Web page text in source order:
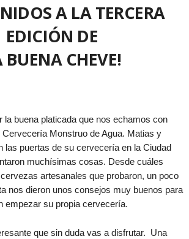
A LA TERCERA
EDICIÓN DE
BUENA CHEVE!
la buena platicada que nos echamos con
Monstruo de Agua. Matias y
las puertas de su cervecería en la Ciudad
muchísimas cosas. Desde cuáles
artesanales que probaron, un poco
nos dieron unos consejos muy buenos para
empezar su propia cervecería.
que sin duda vas a disfrutar. Una